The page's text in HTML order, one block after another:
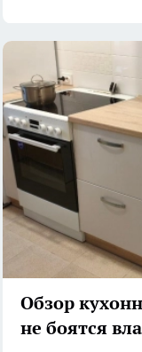
Обзор
не боятся